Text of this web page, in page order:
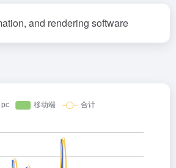
and rendering software